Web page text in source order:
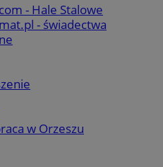
- Hale Stalowe
- świadectwa
w Orzeszu